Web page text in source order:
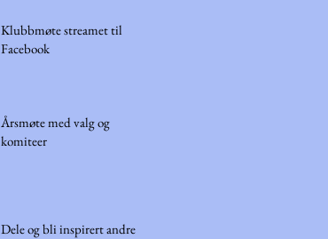
Klubbmøte streamet til
Facebook
Årsmøte med valg og
komiteer
Dele og bli inspirert andre